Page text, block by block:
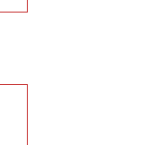
円）を支給し、超過分